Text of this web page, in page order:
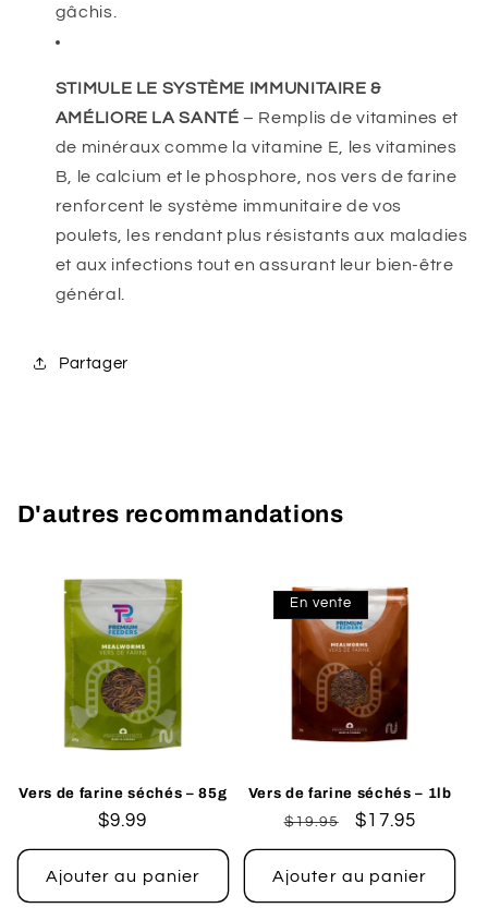
gâchis.
STIMULE LE SYSTÈME IMMUNITAIRE &
AMÉLIORE LA SANTÉ – Remplis de vitamines et
de minéraux comme la vitamine E, les vitamines
B, le calcium et le phosphore, nos vers de farine
renforcent le système immunitaire de vos
poulets, les rendant plus résistants aux maladies
et aux infections tout en assurant leur bien-être
général.
Partager
D'autres recommandations
Vers de farine séchés – 85g
Prix
habituel
$9.99
Ajouter au panier
En vente
Vers de farine séchés – 1lb
Prix
habituel
$19.95
Prix
promotionnel
$17.95
Ajouter au panier